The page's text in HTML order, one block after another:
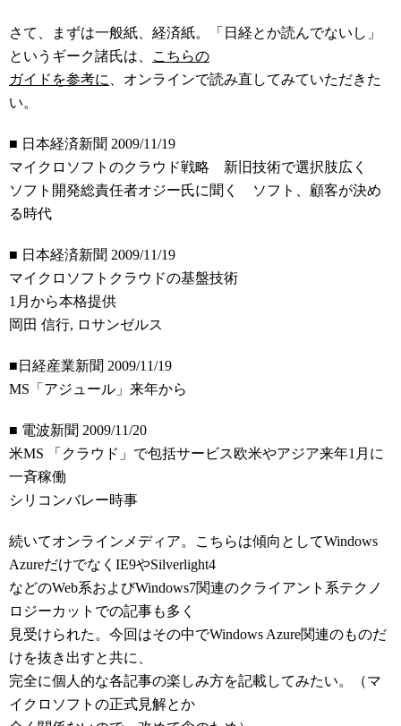
さて、まずは一般紙、経済紙。「日経とか読んでないし」
というギーク諸氏は、
こちらの
ガイドを参考に
、オンラインで読み直してみていただきた
い。
■ 日本経済新聞 2009/11/19
マイクロソフトのクラウド戦略 新旧技術で選択肢広く
ソフト開発総責任者オジー氏に聞く ソフト、顧客が決め
る時代
■ 日本経済新聞 2009/11/19
マイクロソフトクラウドの基盤技術
1月から本格提供
岡田 信行, ロサンゼルス
■日経産業新聞 2009/11/19
MS「アジュール」来年から
■ 電波新聞 2009/11/20
米MS 「クラウド」で包括サービス欧米やアジア来年1月に
一斉稼働
シリコンバレー時事
続いてオンラインメディア。こちらは傾向としてWindows
AzureだけでなくIE9やSilverlight4
などのWeb系およびWindows7関連のクライアント系テクノ
ロジーカットでの記事も多く
見受けられた。今回はその中でWindows Azure関連のものだ
けを抜き出すと共に、
完全に個人的な各記事の楽しみ方を記載してみたい。（マ
イクロソフトの正式見解とか